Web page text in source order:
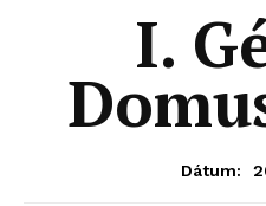
I.
Dátum: